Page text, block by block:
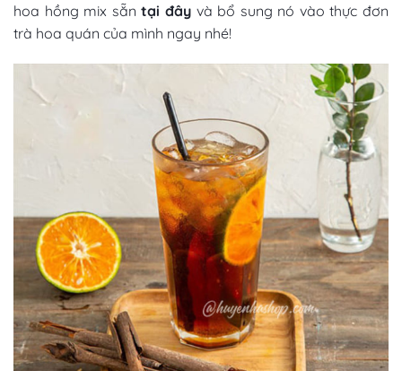
hoa hồng mix sẵntại đâyvà bổ sung nó vào thực đơn
trà hoa quán của mình ngay nhé!